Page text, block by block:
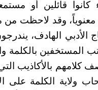
كانوا قائلين أو
معنوياً، وقد لاحظت من
الأدبي الهادف،
المستخفين بالكلمة
كلامهم بالأكاذيب
ولاية الكلمة على